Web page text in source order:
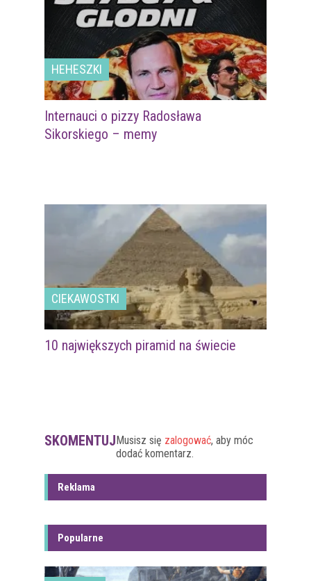
HEHESZKI
Internauci o pizzy Radosława
Sikorskiego – memy
CIEKAWOSTKI
10 największych piramid na świecie
SKOMENTUJ Musisz się zalogować, aby móc
dodać komentarz.
Reklama
Popularne